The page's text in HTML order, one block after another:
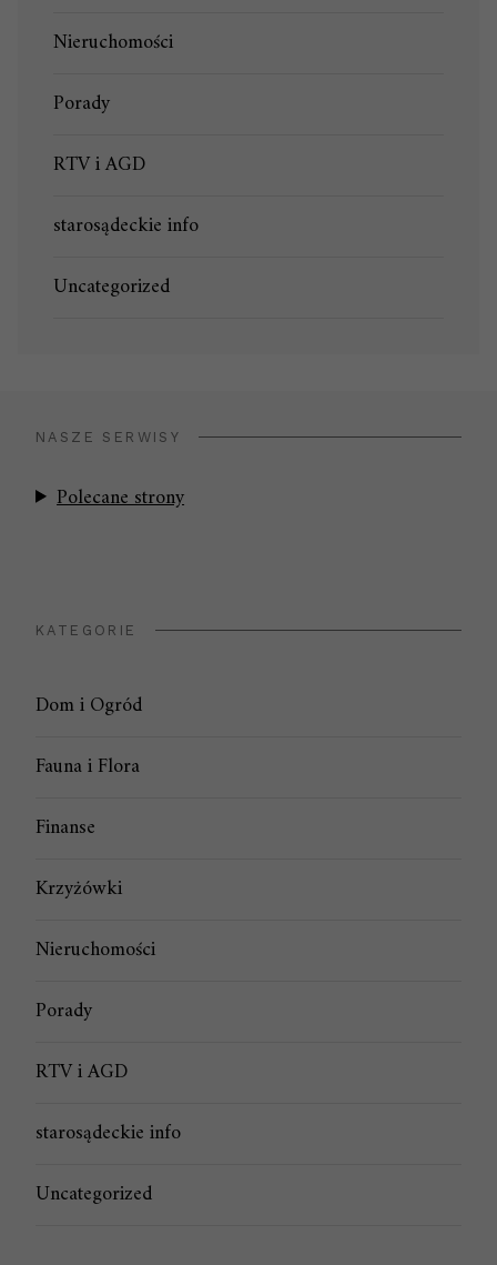
Nieruchomości
Porady
RTV i AGD
starosądeckie info
Uncategorized
NASZE SERWISY
Polecane strony
KATEGORIE
Dom i Ogród
Fauna i Flora
Finanse
Krzyżówki
Nieruchomości
Porady
RTV i AGD
starosądeckie info
Uncategorized